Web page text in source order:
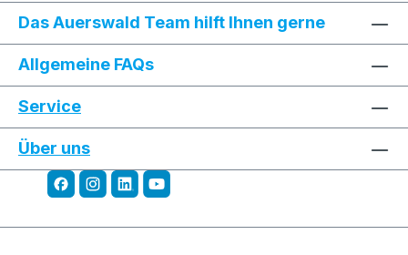
Das Auerswald Team hilft Ihnen gerne
Allgemeine FAQs
Service
Über uns